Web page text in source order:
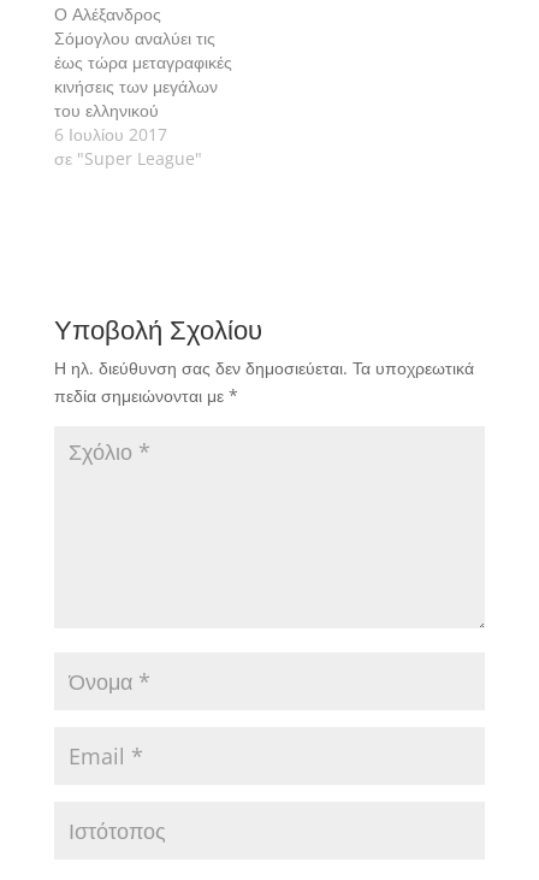
Ο Αλέξανδρος
Σόμογλου αναλύει τις
έως τώρα μεταγραφικές
κινήσεις των μεγάλων
του ελληνικού
ποδοσφαίρου που
μοιάζουν να έχουν
6 Ιουλίου 2017
σε "Super League"
Υποβολή Σχολίου
Η ηλ. διεύθυνση σας δεν δημοσιεύεται. Τα υποχρεωτικά
πεδία σημειώνονται με *